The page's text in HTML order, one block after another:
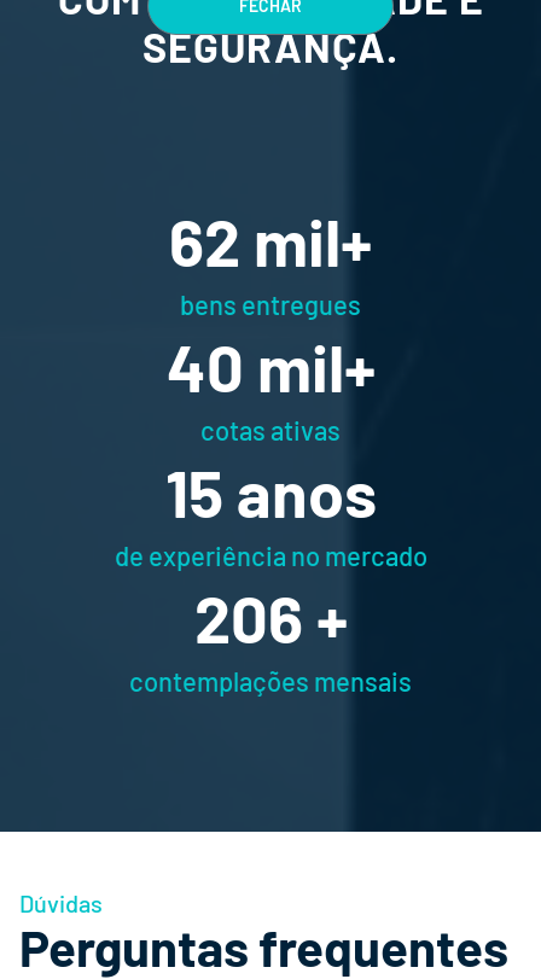
SEGURANÇA.
98 mil+
bens entregues
63mil+
cotas ativas
24 anos
de experiência no mercado
325+
contemplações mensais
Dúvidas
Perguntas frequentes
FECHAR